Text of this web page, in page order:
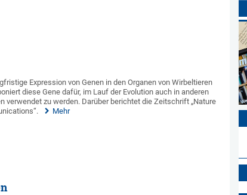
Expression von Genen in den Organen von Wirbeltieren
diese Gene dafür, im Lauf der Evolution auch in anderen
verwendet zu werden. Darüber berichtet die Zeitschrift „Nature
Mehr